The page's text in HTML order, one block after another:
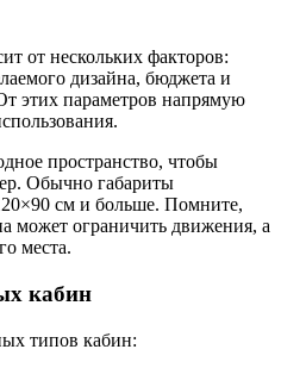
от нескольких факторов:
дизайна, бюджета и
этих параметров напрямую
пространство, чтобы
Обычно габариты
см и больше. Помните,
может ограничить движения, а
места.
кабин
типов кабин: